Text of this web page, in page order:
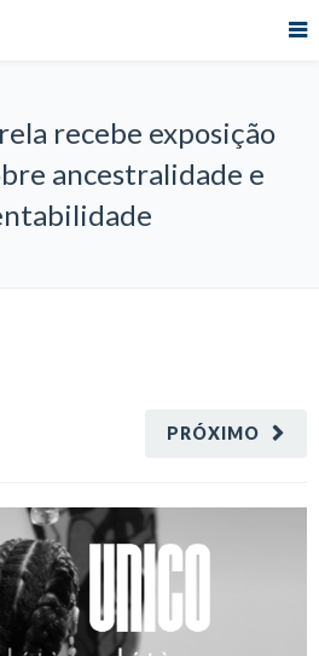
recebe exposição
ancestralidade e
PRÓXIMO